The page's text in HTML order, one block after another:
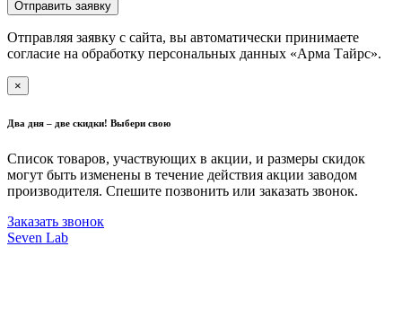
Отправить заявку
Отправляя заявку с сайта, вы автоматически принимаете
согласие на обработку персональных данных «Арма Тайрс».
×
Два дня – две скидки! Выбери свою
Список товаров, участвующих в акции, и размеры скидок
могут быть изменены в течение действия акции заводом
производителя. Спешите позвонить или заказать звонок.
Заказать звонок
Seven Lab